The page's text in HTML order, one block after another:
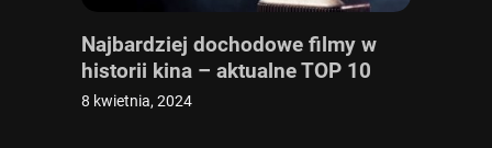
Najbardziej dochodowe filmy w
historii kina – aktualne TOP 10
8 kwietnia, 2024